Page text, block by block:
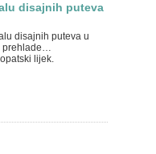
disajnih puteva
disajnih puteva u
prehlade…
lijek.